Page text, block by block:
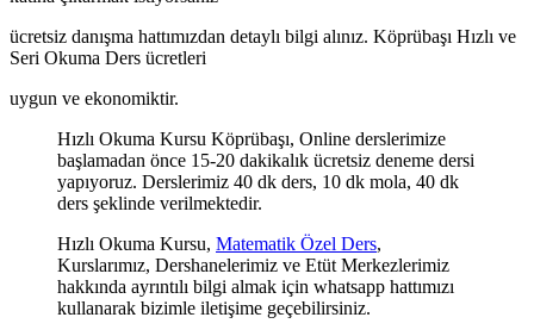
ücretsiz danışma hattımızdan detaylı bilgi alınız. Köprübaşı Hızlı ve
Seri Okuma Ders ücretleri
uygun ve ekonomiktir.
Hızlı Okuma Kursu Köprübaşı, Online derslerimize
başlamadan önce 15-20 dakikalık ücretsiz deneme dersi
yapıyoruz. Derslerimiz 40 dk ders, 10 dk mola, 40 dk
ders şeklinde verilmektedir.
Hızlı Okuma Kursu, Matematik Özel Ders,
Kurslarımız, Dershanelerimiz ve Etüt Merkezlerimiz
hakkında ayrıntılı bilgi almak için whatsapp hattımızı
kullanarak bizimle iletişime geçebilirsiniz.